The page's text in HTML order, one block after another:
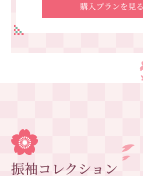
購入プランを見る
振袖コレクション